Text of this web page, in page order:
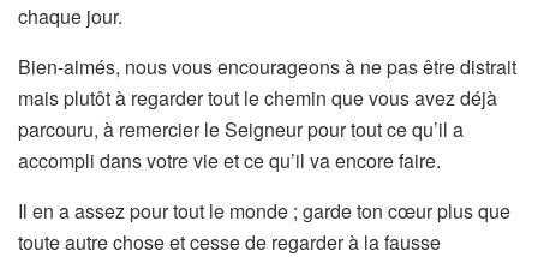
chaque jour.
Bien-aimés, nous vous encourageons à ne pas être distrait
mais plutôt à regarder tout le chemin que vous avez déjà
parcouru, à remercier le Seigneur pour tout ce qu’il a
accompli dans votre vie et ce qu’il va encore faire.
Il en a assez pour tout le monde ; garde ton cœur plus que
toute autre chose et cesse de regarder à la fausse